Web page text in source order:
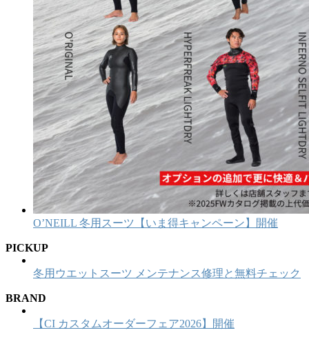
O’NEILL 冬用スーツ【いま得キャンペーン】開催
PICKUP
冬用ウエットスーツ メンテナンス修理と無料チェック
BRAND
【CI カスタムオーダーフェア2026】開催